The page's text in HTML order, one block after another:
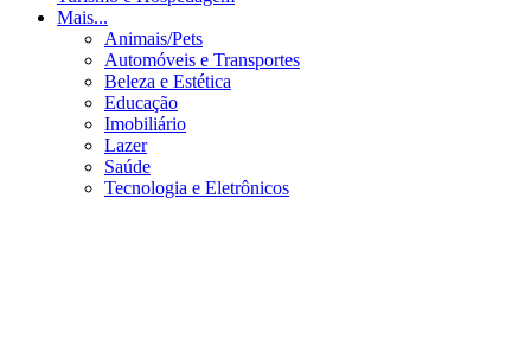
Mais...
Animais/Pets
Automóveis e Transportes
Beleza e Estética
Educação
Imobiliário
Lazer
Saúde
Tecnologia e Eletrônicos